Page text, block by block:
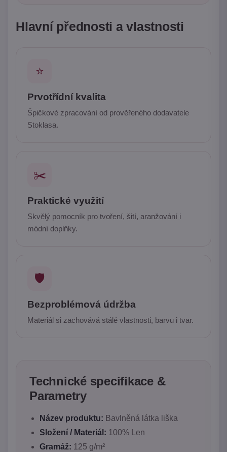
Hlavní přednosti a vlastnosti
⭐
Prvotřídní kvalita
Špičkové zpracování od prověřeného dodavatele
Stoklasa.
✂️
Praktické využití
Skvělý pomocník pro tvoření, šití, aranžování i
módní doplňky.
🛡️
Bezproblémová údržba
Materiál si zachovává stálé vlastnosti, barvu i tvar.
Technické specifikace &
Parametry
Název produktu: Bavlněná látka liška
Složení / Materiál: 100% Len
Gramáž: 125 g/m²